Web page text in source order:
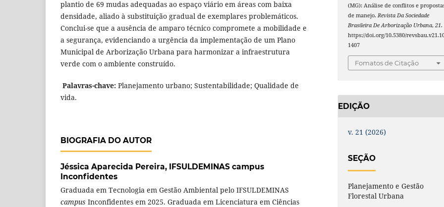
plantio de 69 mudas adequadas ao espaço viário em áreas com baixa
densidade, aliado à substituição gradual de exemplares problemáticos.
Conclui-se que a ausência de amparo técnico compromete a mobilidade e
a segurança, evidenciando a urgência da implementação de um Plano
Municipal de Arborização Urbana para harmonizar a infraestrutura
verde com o ambiente construído.
Palavras-chave: Planejamento urbano; Sustentabilidade; Qualidade de
vida.
BIOGRAFIA DO AUTOR
Jéssica Aparecida Pereira, IFSULDEMINAS campus
Inconfidentes
Graduada em Tecnologia em Gestão Ambiental pelo IFSULDEMINAS
campus Inconfidentes em 2025. Graduada em Licenciatura em Ciências
(MG): Análise de conflitos e
de manejo.Revista Da Sociedade
Brasileira De Arborização Urbana,21.
https://doi.org/10.5380/
1407
Fomatos de Citação
EDIÇÃO
v. 21 (2026)
SEÇÃO
Planejamento e Gestão
Florestal Urbana